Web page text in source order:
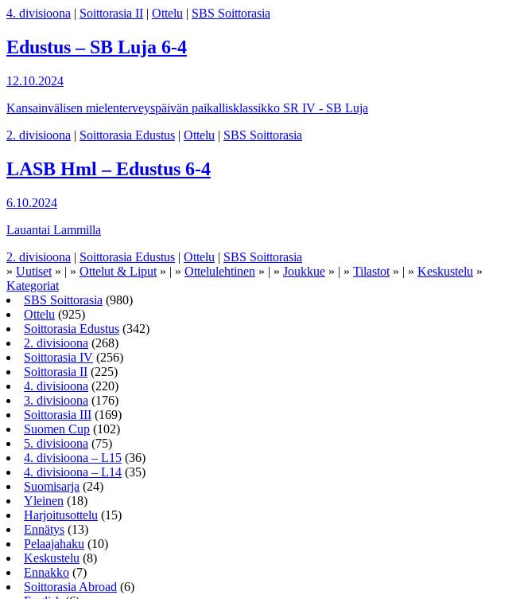
4. divisioona | Soittorasia II | Ottelu | SBS Soittorasia
Edustus – SB Luja 6-4
12.10.2024
Kansainvälisen mielenterveyspäivän paikallisklassikko SR IV - SB Luja
2. divisioona | Soittorasia Edustus | Ottelu | SBS Soittorasia
LASB Hml – Edustus 6-4
6.10.2024
Lauantai Lammilla
2. divisioona | Soittorasia Edustus | Ottelu | SBS Soittorasia
» Uutiset » | » Ottelut & Liput » | » Ottelulehtinen » | » Joukkue » | » Tilastot » | » Keskustelu »
Kategoriat
SBS Soittorasia (980)
Ottelu (925)
Soittorasia Edustus (342)
2. divisioona (268)
Soittorasia IV (256)
Soittorasia II (225)
4. divisioona (220)
3. divisioona (176)
Soittorasia III (169)
Suomen Cup (102)
5. divisioona (75)
4. divisioona – L15 (36)
4. divisioona – L14 (35)
Suomisarja (24)
Yleinen (18)
Harjoitusottelu (15)
Ennätys (13)
Pelaajahaku (10)
Keskustelu (8)
Ennakko (7)
Soittorasia Abroad (6)